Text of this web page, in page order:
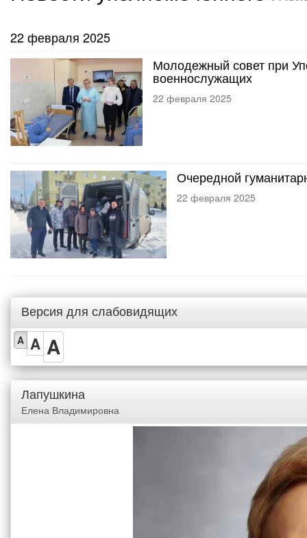
22 февраля 2025
Молодежный совет при
военнослужащих
22 февраля 2025
Очередной
22 февраля 2025
Версия для слабовидящих
A A A
Лапушкина
Елена Владимировна